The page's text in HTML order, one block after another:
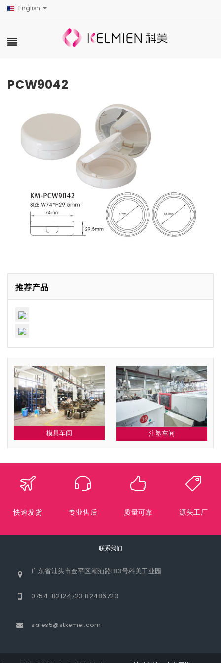
English
PCW9042
推荐产品
模具车间 注塑车间
快速发货 专业售后 质量可靠 源头工厂
联系我们
广东省汕头市金平区潮汕路183号科美工业园
0754-82124723 82486723
sales5@stkemei.com